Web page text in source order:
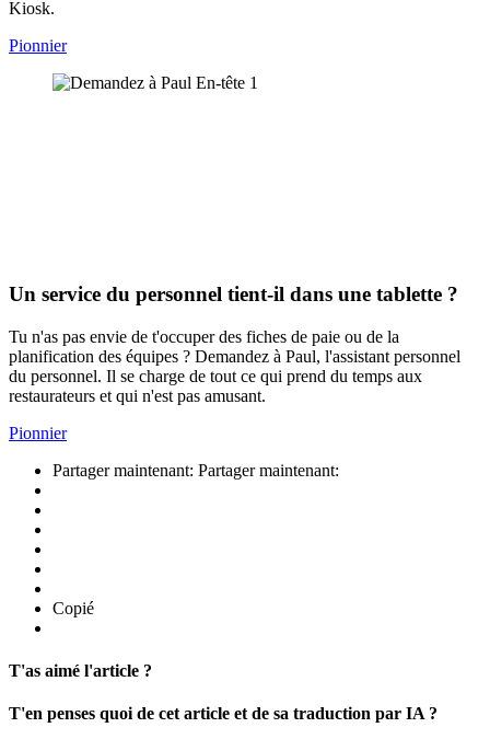
Kiosk.
Pionnier
Un service du personnel tient-il dans une tablette ?
Tu n'as pas envie de t'occuper des fiches de paie ou de la
planification des équipes ? Demandez à Paul, l'assistant personnel
du personnel. Il se charge de tout ce qui prend du temps aux
restaurateurs et qui n'est pas amusant.
Pionnier
Partager maintenant: Partager maintenant:
Copié
T'as aimé l'article ?
T'en penses quoi de cet article et de sa traduction par IA ?